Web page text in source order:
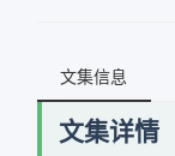
文集信息
文集详情